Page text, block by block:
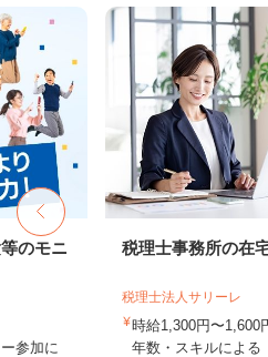
のモニ
参加に
税理士事務所の在
税理士法人サリーレ
時給1,300円〜
年数・スキルによる